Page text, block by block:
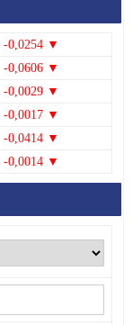
-0,0254 ▼
-0,0606 ▼
-0,0029 ▼
-0,0017 ▼
-0,0414 ▼
-0,0014 ▼